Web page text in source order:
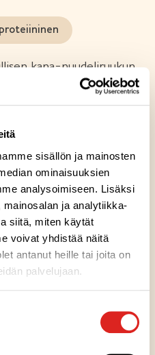
sisällön ja mainosten
ominaisuuksien
analysoimiseen. Lisäksi
ja analytiikka-
siitä, miten käytät
voivat yhdistää näitä
antanut heille tai joita on
palvelujaan.
kana-nuudeliruukun
aasialaisittain chilillä ja
sinut makumatkalle